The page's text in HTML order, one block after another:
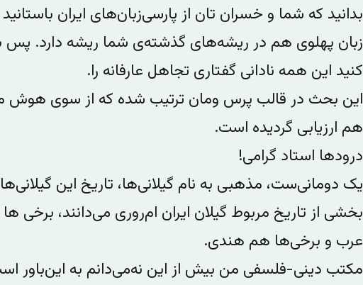
بدانید که شما و خسران تان از پارسی‌زبان‌های ایران
زبان پهلوی هم در ریشه‌های گذشته‌ی شما ریشه‌ دارد.
کنید این همه نادانی گفتاری تجاهل عارفانه را.
این بحث در قالب پرس ومان ترتیب شده که از سوی هوش
هم ارزیابی گردیده است.
درودها استاد گرامی!
یک دومانی‌ست، مذهبی به نام گیلانی‌ها، تاریخ این گیلانی‌ها
بخشی از تاریخ مربوط گیلان ایران ام‌روری می‌دانند، برخی
عرب و برخی‌ها هم هندی.
مکتب دینی-فلسفی من بیش از این نه‌می‌دانم به این‌باور